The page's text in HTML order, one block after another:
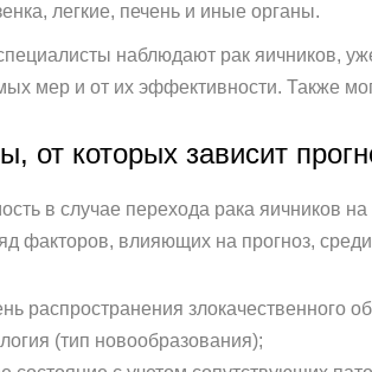
легкие, печень и иные органы.
наблюдают рак яичников,
мер и от их эффективности. Также
от которых зависит
в случае перехода рака яичников
факторов, влияющих на прогноз,
распространения злокачественного
(тип новообразования);